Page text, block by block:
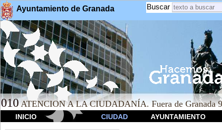
Ayuntamiento de Granada Buscar
010 ATENCION A LA CIUDADANÍA. Fuera de Granada
INICIO CIUDAD AYUNTAMIENTO